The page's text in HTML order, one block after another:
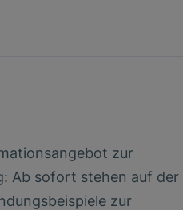
zur
Ab sofort stehen auf der
zur